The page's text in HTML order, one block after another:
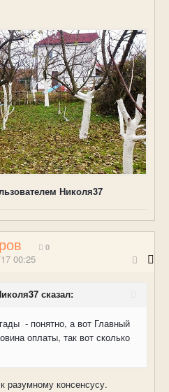
Николя37
0
00:25
сказал:
- понятно, а вот Главный
оплаты, так вот сколько
консенсусу.